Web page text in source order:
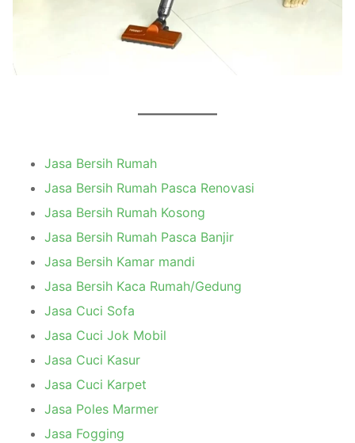
Jasa Bersih Rumah
Jasa Bersih Rumah Pasca Renovasi
Jasa Bersih Rumah Kosong
Jasa Bersih Rumah Pasca Banjir
Jasa Bersih Kamar mandi
Jasa Bersih Kaca Rumah/Gedung
Jasa Cuci Sofa
Jasa Cuci Jok Mobil
Jasa Cuci Kasur
Jasa Cuci Karpet
Jasa Poles Marmer
Jasa Fogging